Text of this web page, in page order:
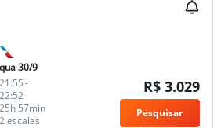
qua 30/9
21:55-
22:52
2 escalas
25h 57min
R$ 3.029
Pesquisar